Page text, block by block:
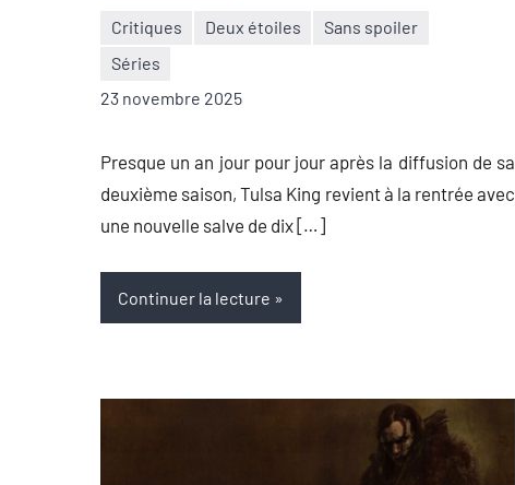
Critiques Deux étoiles
Sans spoiler
Séries
23 novembre 2025
Nicolas
Auger
Aucun
commentaire
Presque un an jour pour jour après la diffusion de sa
deuxième saison, Tulsa King revient à la rentrée avec
une nouvelle salve de dix […]
Continuer la lecture